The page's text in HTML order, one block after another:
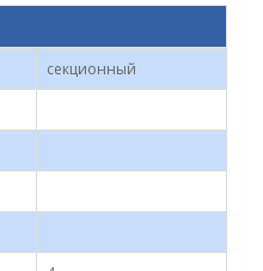
секционный